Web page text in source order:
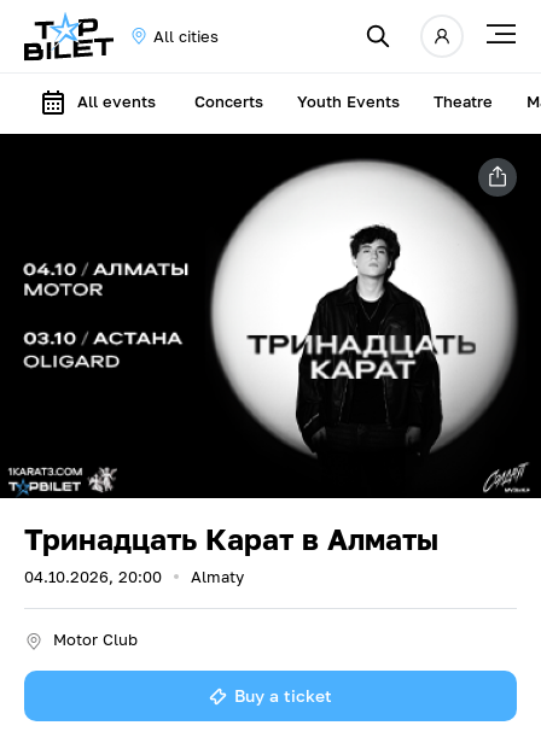
All cities
All events Concerts Youth Events Theatre
Тринадцать Карат в Алматы
04.10.2026, 20:00 Almaty
Motor Club
Buy a ticket